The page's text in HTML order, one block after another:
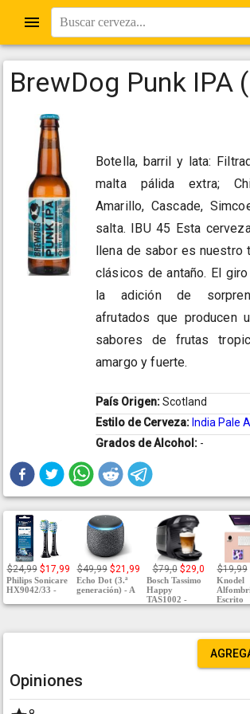
Buscar cerveza...
BrewDog Punk IPA
Botella, barril y lata:
malta pálida extra;
Amarillo, Cascade,
salta. IBU 45 Esta
llena de sabor es
clásicos de antaño. El
la adición de
afrutados que producen
sabores de frutas
amargo y fuerte.
País Origen:Scotland
Estilo de Cerveza: India Pale
Grados de Alcohol: -
$24,99 $17,99
Philips Sonicare
HX9042/33 -
$49,99 $21,99
Echo Dot (3.ª
generación) - A
$79,0 $29,0
Bosch Tassimo
Happy
TAS1002 -
$19,99
Knodel
Escrito
Opiniones